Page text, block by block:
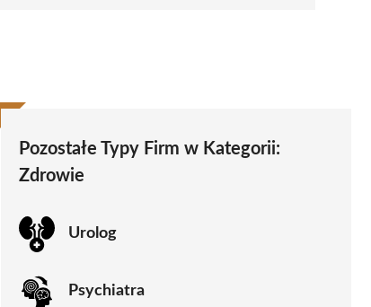
Pozostałe Typy Firm w Kategorii:
Zdrowie
Urolog
Psychiatra